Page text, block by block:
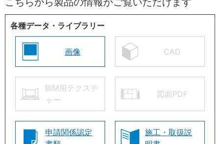
各種データ・ライブラリー
画像 CAD
BIM用テクスチ
ャー
図面PDF
申請関係認定
施工・取扱説